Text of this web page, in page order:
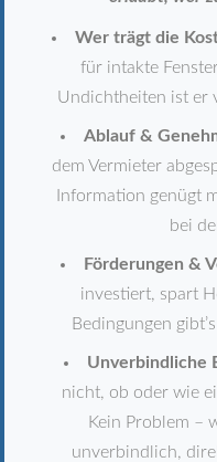
Wer trägt die
für intakte
Undichtheiten ist er
Ablauf &
dem Vermieter
Information genügt
bei
Förderungen &
investiert, spart
Bedingungen
Unverbindliche
nicht, ob oder wie
Kein Problem –
unverbindlich,